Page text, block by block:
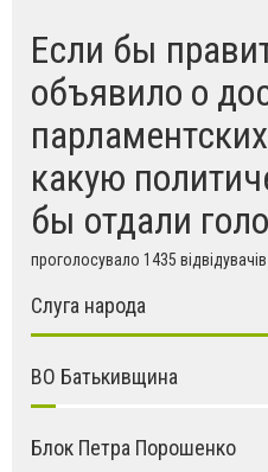
Если бы
объявило о
какую
бы отдали
проголосувало 1435 відвідувачів
Слуга народа
ВО Батькивщина
Блок Петра Порошенко